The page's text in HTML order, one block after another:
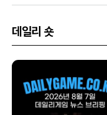
데일리 숏